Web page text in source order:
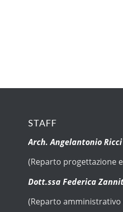
STAFF
Arch. Angelantonio Ricci
(Reparto progettazione
Dott.ssa Federica
(Reparto amministrativo